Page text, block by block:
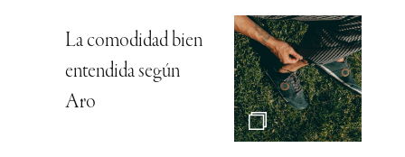
La comodidad bien
entendida según
Aro